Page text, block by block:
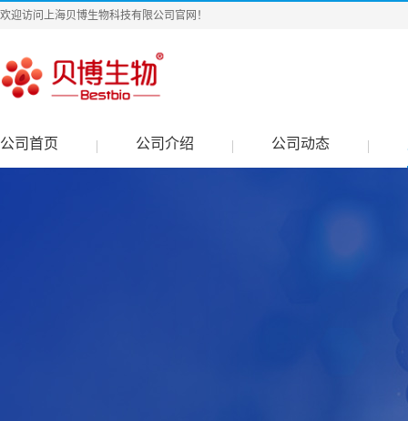
欢迎访问上海贝博生物科技有限公司官网！
公司首页 公司介绍 公司动态